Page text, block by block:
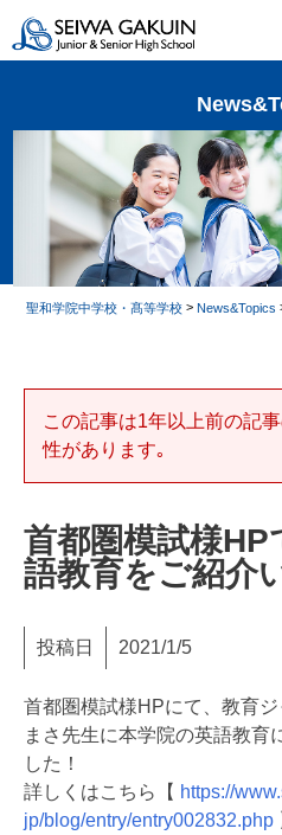
聖和学院中学校・髙等学校 >News&Topics
この記事は1年以上前の記
性があります｡
首都圏模試様
語教育をご紹介
投稿日 2021/1/5
首都圏模試様HPにて、教育
まさ先生に本学院の英語教育
した！
詳しくはこちら【 https://
jp/blog/entry/entry002832.php